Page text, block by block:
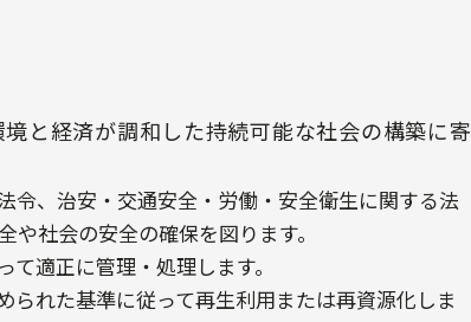
と経済が調和した持続可能な社会の構築に寄
令、治安・交通安全・労働・安全衛生に関する法
社会の安全の確保を図ります。
適正に管理・処理します。
れた基準に従って再生利用または再資源化しま